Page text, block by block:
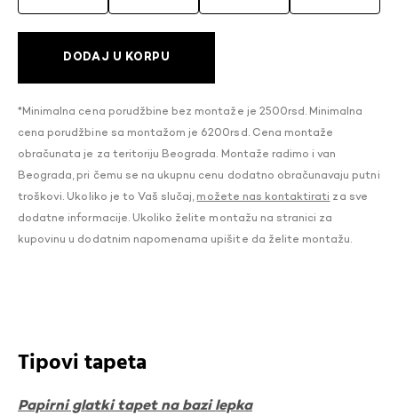
DODAJ U KORPU
*Minimalna cena porudžbine bez montaže je 2500rsd. Minimalna
cena porudžbine sa montažom je 6200rsd. Cena montaže
obračunata je za teritoriju Beograda. Montaže radimo i van
Beograda, pri čemu se na ukupnu cenu dodatno obračunavaju putni
troškovi. Ukoliko je to Vaš slučaj, možete nas kontaktirati za sve
dodatne informacije. Ukoliko želite montažu na stranici za
kupovinu u dodatnim napomenama upišite da želite montažu.
Tipovi tapeta
Papirni glatki tapet na bazi lepka